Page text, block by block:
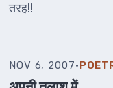
तरह!!
NOV 6, 2007·